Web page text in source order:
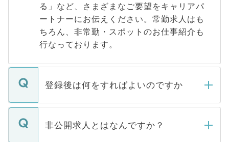
る」など、さまざまなご要望をキャリアパ
ートナーにお伝えください。常勤求人はも
ちろん、非常勤・スポットのお仕事紹介も
行なっております。
登録後は何をすればよいのですか
ご登録いただきましたら、弊社担当者がご
登録内容を確認し、その後メールもしくは
非公開求人とはなんですか？